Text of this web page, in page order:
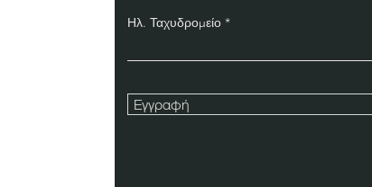
Ηλ. Ταχυδρομείο
Εγγραφή